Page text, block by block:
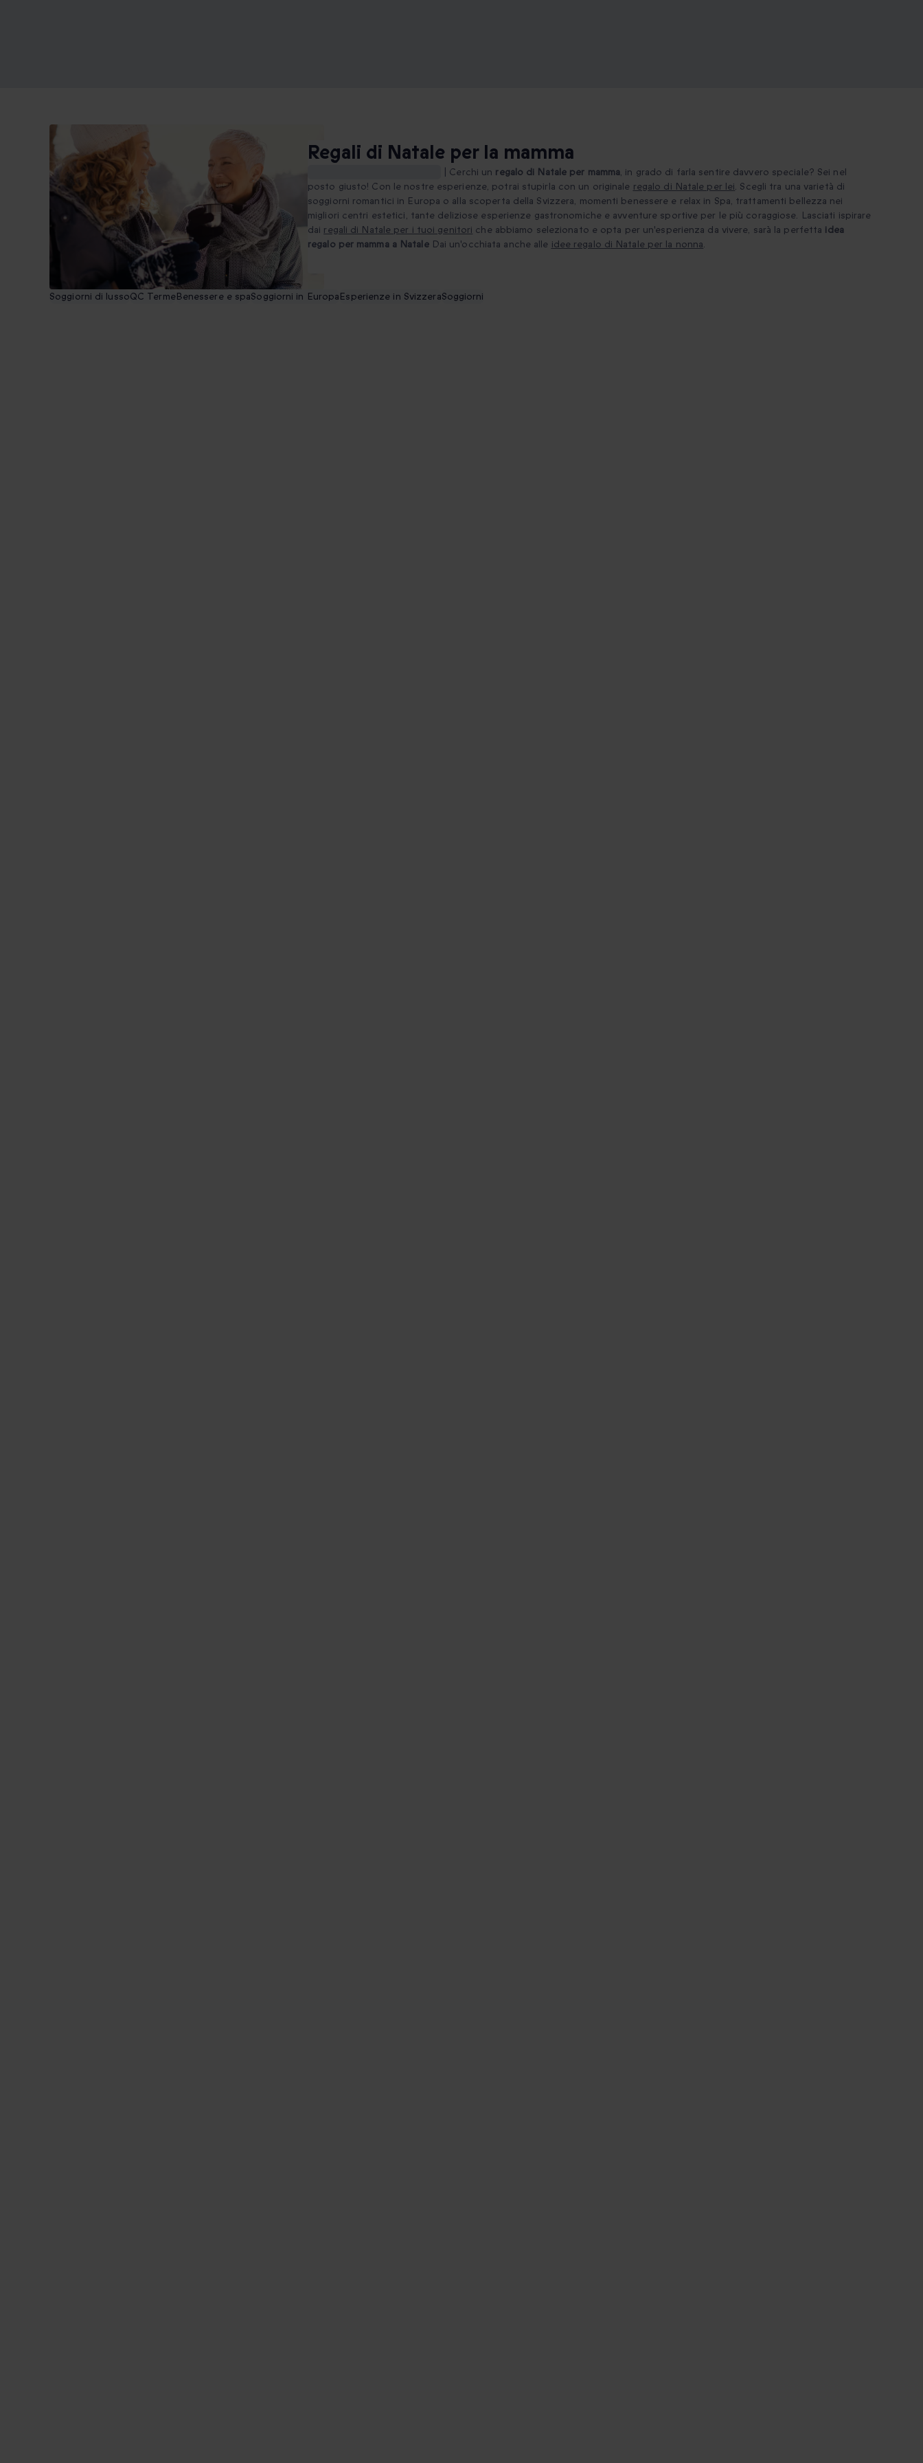
Regali di Natale per la mamma
Cerchi un regalo di Natale per mamma, in grado di farla sentire davvero speciale? Sei nel
posto giusto! Con le nostre esperienze, potrai stupirla con un originale regalo di Natale per lei. Scegli tra una varietà di
soggiorni romantici in Europa o alla scoperta della Svizzera, momenti benessere e relax in Spa, trattamenti bellezza nei
migliori centri estetici, tante deliziose esperienze gastronomiche e avventure sportive per le più coraggiose. Lasciati ispirare
dai regali di Natale per i tuoi genitori che abbiamo selezionato e opta per un'esperienza da vivere, sarà la perfetta idea
regalo per mamma a NataleDai un'occhiata anche alle idee regalo di Natale per la nonna.
Soggiorni di lussoQC TermeBenessere e spaSoggiorni in EuropaEsperienze in SvizzeraSoggiorni